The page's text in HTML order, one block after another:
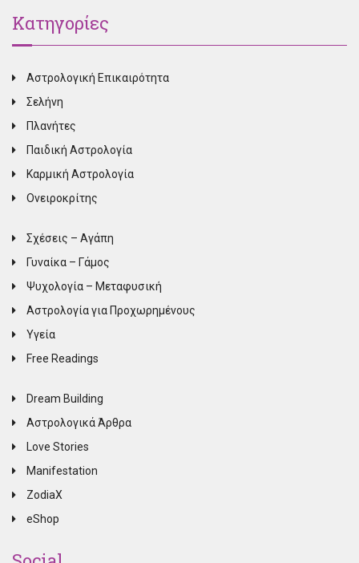
Κατηγορίες
Αστρολογική Επικαιρότητα
Σελήνη
Πλανήτες
Παιδική Αστρολογία
Καρμική Αστρολογία
Ονειροκρίτης
Σχέσεις – Αγάπη
Γυναίκα – Γάμος
Ψυχολογία – Μεταφυσική
Αστρολογία για Προχωρημένους
Υγεία
Free Readings
Dream Building
Αστρολογικά Άρθρα
Love Stories
Manifestation
ZodiaX
eShop